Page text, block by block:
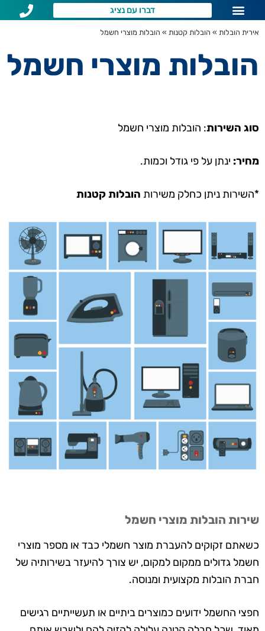
דברו עם נציג
אירית הובלות » הובלות קטנות » הובלות מוצרי חשמל
הובלות מוצרי חשמל
סוג השירות: הובלות מוצרי חשמל
מחיר: ינתן על פי גודל וכמות.
*השירות ניתן כחלק משירות הובלות קטנות
שירות הובלות מוצרי חשמל
כשאתם זקוקים להעברת מוצר חשמלי כבד או מספר מוצרי
חשמל גדולים ממקום למקום, יש צורך להיעזר בשירותיה של
חברת הובלות מקצועית ומנוסה.
חפצי החשמל ידועים כמוצרים ביתיים או תעשייתיים רגישים